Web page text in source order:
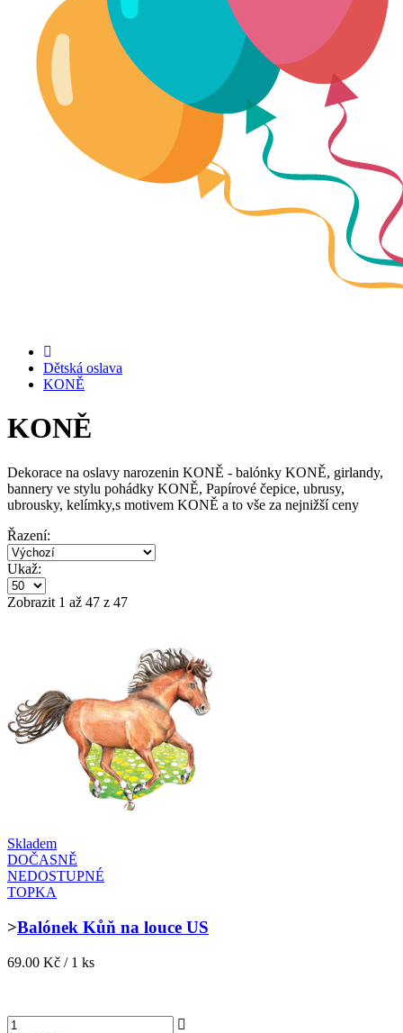
Dětská oslava
KONĚ
KONĚ
Dekorace na oslavy narozenin KONĚ - balónky KONĚ, girlandy,
bannery ve stylu pohádky KONĚ, Papírové čepice, ubrusy,
ubrousky, kelímky,s motivem KONĚ a to vše za nejnižší ceny
Řazení:
Ukaž:
Zobrazit 1 až 47 z 47
Skladem
DOČASNĚ
NEDOSTUPNÉ
TOPKA
>Balónek Kůň na louce US
69.00 Kč / 1 ks